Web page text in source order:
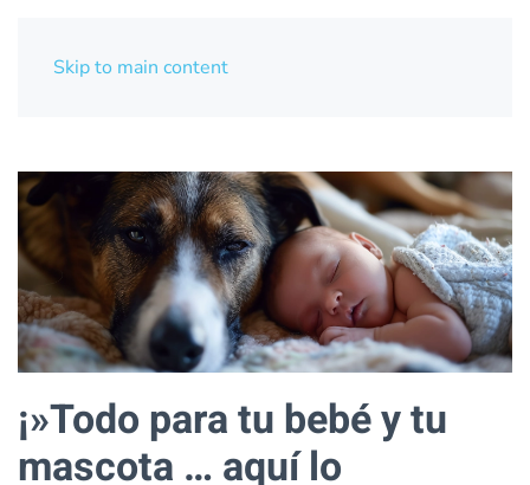
Skip to main content
¡»Todo para tu bebé y tu
mascota … aquí lo